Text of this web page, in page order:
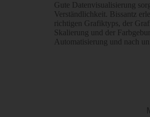
Gute Daten­visuali­sierung
Verständ­lichkeit. Bissantz
richtigen Grafik­typs, der
Skalierung und der
Auto­mati­sierung und nach